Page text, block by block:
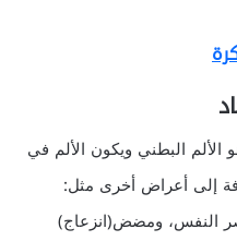
البطني ويكون الألم في
إلى أعراض أخرى مثل:
النفس، ومضض(انزعاج)